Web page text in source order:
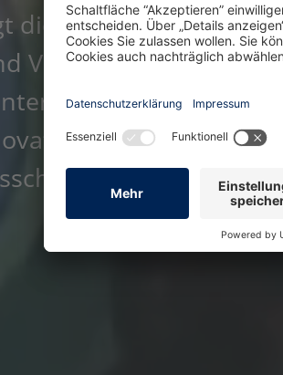
die LÖWEN-Gruppe
Veranstalter den
der